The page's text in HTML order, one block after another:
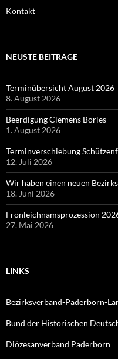
Kontakt
NEUSTE BEITRÄGE
Terminübersicht August 2026
8. August 2026
Beerdigung Clemens Bories
1. August 2026
Terminverschiebung
12. Juli 2026
Wir haben einen neuen
18. Juni 2026
Fronleichnamsprozession
27. Mai 2026
LINKS
Bezirksverband-Paderborn-
Bund der Historischen
Diözesanverband Paderborn